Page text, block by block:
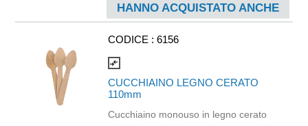
HANNO ACQUISTATO ANCHE
CODICE : 6156
compare_arrows
CUCCHIAINO LEGNO CERATO
110mm
Cucchiaino monouso in legno cerato